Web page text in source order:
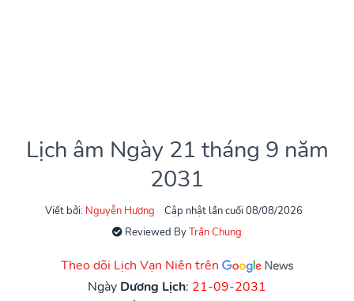
Lịch âm Ngày 21 tháng 9 năm
2031
Viết bởi: Nguyễn Hương
Cập nhật lần cuối 08/08/2026
Reviewed ByTrần Chung
Theo dõi Lịch Vạn Niên trên
Ngày Dương Lịch: 21-09-2031